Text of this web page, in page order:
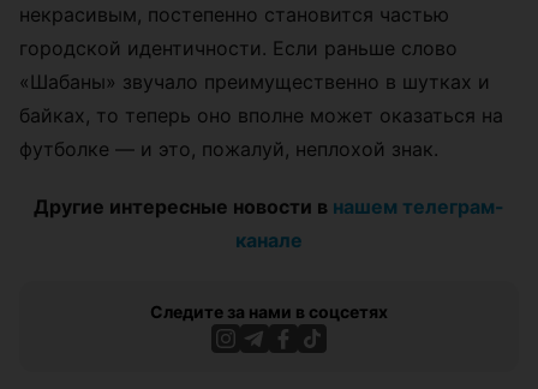
некрасивым, постепенно становится частью
городской идентичности. Если раньше слово
«Шабаны» звучало преимущественно в шутках и
байках, то теперь оно вполне может оказаться на
футболке — и это, пожалуй, неплохой знак.
Другие интересные новости в нашем телеграм-
канале
Следите за нами в соцсетях